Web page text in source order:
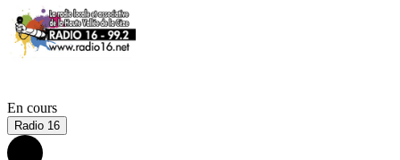
En cours
Radio 16